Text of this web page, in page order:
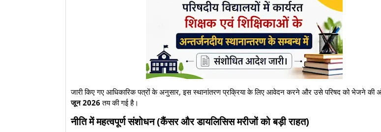
​जारी किए गए आधिकारिक पत्रों के अनुसार, इस स्थानांतरण प्रक्रिया के लिए आवेदन करने और उसे परिषद को भेजने की
जून 2026 तय की गई है।
नीति में महत्वपूर्ण संशोधन (कैंसर और डायलिसिस मरीजों को बड़ी राहत)